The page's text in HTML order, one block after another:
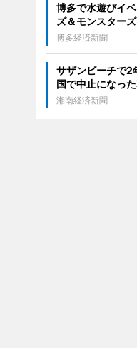
博多で水遊びイ
ズ＆モンスター
博多経済新聞
サザンビーチで
国で中止になっ
湘南経済新聞